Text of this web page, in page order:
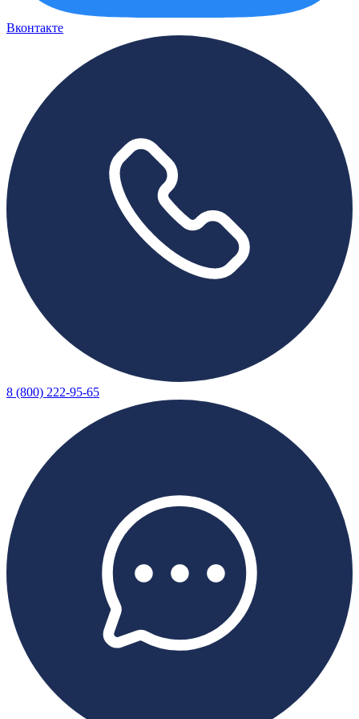
Вконтакте
8 (800) 222-95-65